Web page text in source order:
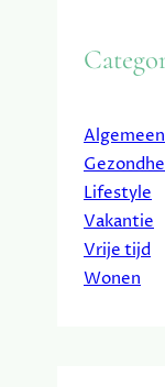
Algemeen
Lifestyle
Vakantie
Vrije tijd
Wonen